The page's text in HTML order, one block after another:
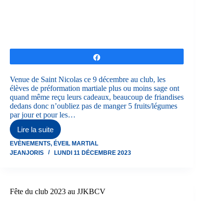
Venue de Saint Nicolas ce 9 décembre au club, les
élèves de préformation martiale plus ou moins sage ont
quand même reçu leurs cadeaux, beaucoup de friandises
dedans donc n’oubliez pas de manger 5 fruits/légumes
par jour et pour les…
Lire la suite
Saint
Nicolas
du
EVÈNEMENTS, ÉVEIL MARTIAL
JEANJORIS
LUNDI 11 DÉCEMBRE 2023
Fête du club 2023 au JJKBCV